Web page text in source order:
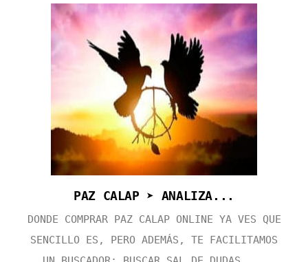
PAZ CALAP ➤ ANALIZA...
DONDE COMPRAR PAZ CALAP ONLINE YA VES QUE
SENCILLO ES, PERO ADEMÁS, TE FACILITAMOS